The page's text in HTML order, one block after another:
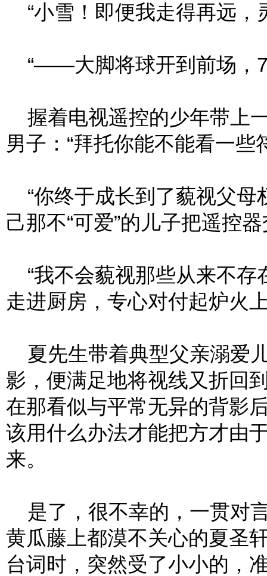
“小雪！即便我走得再远，
“——大脚将球开到前场，
握着电视遥控的少年带上
男子：“拜托你能不能看一些
“你终于成长到了藐视父母
己那不“可爱”的儿子把遥控
“我不会藐视那些从来不存
走进厨房，专心对付起炉火
夏先生带着典型父亲溺爱
影，便满足地将视线又折回
在那看似与平常无异的背影
该用什么办法才能把方才由
来。
是了，很不幸的，一贯对
黄瓜藤上都漠不关心的夏圣
台词时，突然受了小小的，